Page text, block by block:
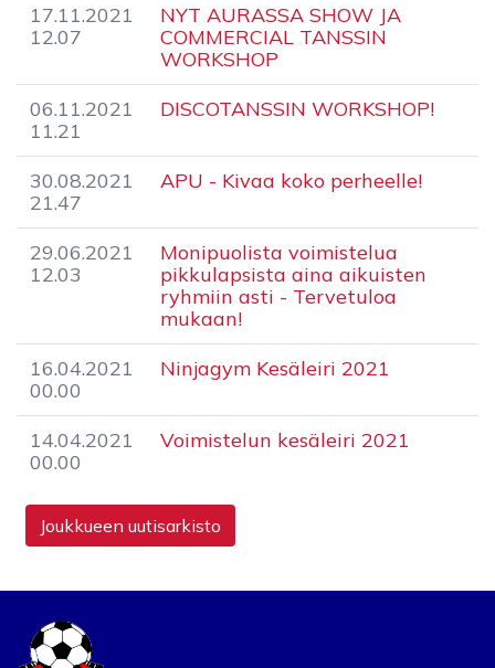
17.11.2021
12.07
NYT AURASSA SHOW JA
COMMERCIAL TANSSIN
WORKSHOP
06.11.2021
11.21
DISCOTANSSIN WORKSHOP!
30.08.2021
21.47
APU - Kivaa koko perheelle!
29.06.2021
12.03
Monipuolista voimistelua
pikkulapsista aina aikuisten
ryhmiin asti - Tervetuloa
mukaan!
16.04.2021
00.00
Ninjagym Kesäleiri 2021
14.04.2021
00.00
Voimistelun kesäleiri 2021
Joukkueen uutisarkisto